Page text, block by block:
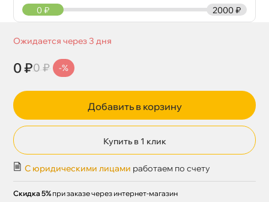
2000 ₽
0 ₽
Ожидается через 3 дня
0 ₽0 ₽ -%
Добавить в корзину
Купить в 1 клик
С юридическими лицами работаем по счету
Скидка 5% при заказе через интернет-магазин